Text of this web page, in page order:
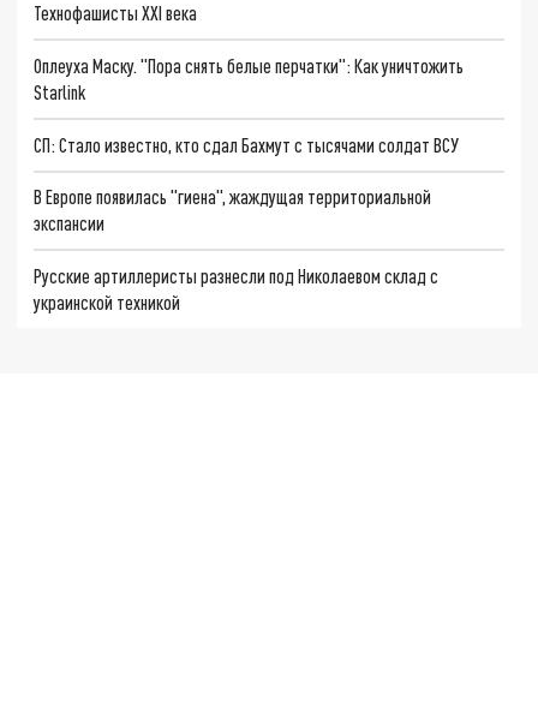
Технофашисты XXI века
Оплеуха Маску. "Пора снять белые перчатки": Как уничтожить
Starlink
СП: Стало известно, кто сдал Бахмут с тысячами солдат ВСУ
В Европе появилась "гиена", жаждущая территориальной
экспансии
Русские артиллеристы разнесли под Николаевом склад с
украинской техникой